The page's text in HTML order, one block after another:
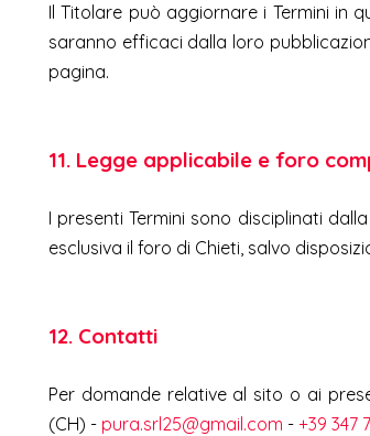
Il Titolare può aggiornare i Termini in
saranno efficaci dalla loro
pagina.
11. Legge applicabile e foro
I presenti Termini sono disciplinati
esclusiva il foro di Chieti, salvo
12. Contatti
Per domande relative al sito o ai
(CH) - pura.srl25@gmail.com - +39 347